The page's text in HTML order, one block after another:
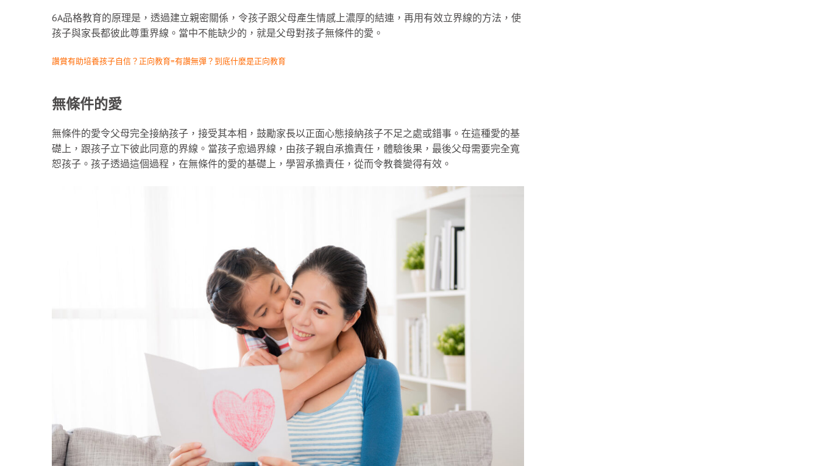
6A品格教育的原理是，透過建立親密關係，令孩子跟父母產生情感上濃厚的結連，再用有效立界線的方法，使
孩子與家長都彼此尊重界線。當中不能缺少的，就是父母對孩子無條件的愛。
讚賞有助培養孩子自信？正向教育=有讚無彈？到底什麼是正向教育
無條件的愛
無條件的愛令父母完全接納孩子，接受其本相，鼓勵家長以正面心態接納孩子不足之處或錯事。在這種愛的基
礎上，跟孩子立下彼此同意的界線。當孩子愈過界線，由孩子親自承擔責任，體驗後果，最後父母需要完全寬
恕孩子。孩子透過這個過程，在無條件的愛的基礎上，學習承擔責任，從而令教養變得有效。